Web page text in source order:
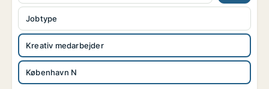
Kreativ medarbejder
København N
Jobtype